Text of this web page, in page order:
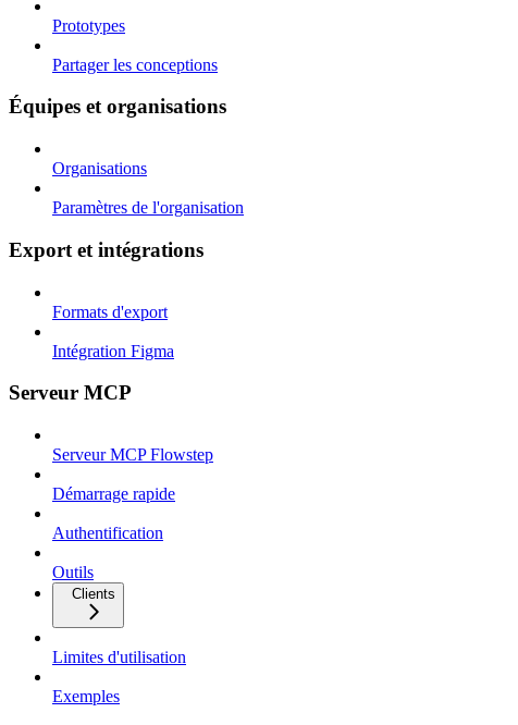
Prototypes
Partager les conceptions
Équipes et organisations
Organisations
Paramètres de l'organisation
Export et intégrations
Formats d'export
Intégration Figma
Serveur MCP
Serveur MCP Flowstep
Démarrage rapide
Authentification
Outils
Clients
Limites d'utilisation
Exemples